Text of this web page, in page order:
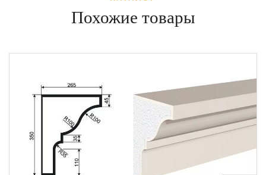
Похожие товары